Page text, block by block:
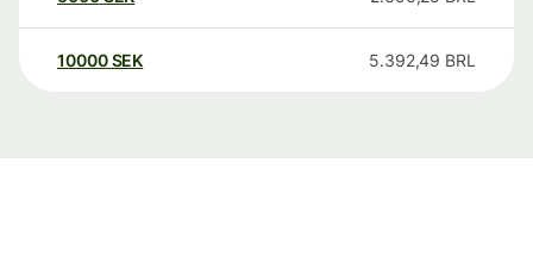
10000 SEK 5.392,49 BRL